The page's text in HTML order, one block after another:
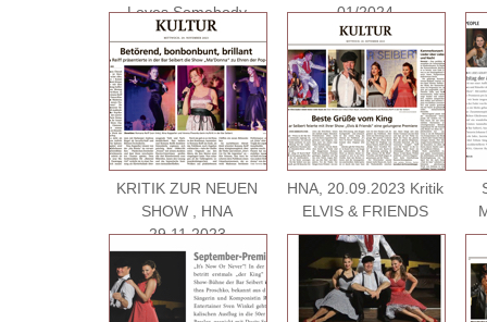
Loves Somebody
01/2024
KRITIK ZUR NEUEN
SHOW , HNA
29.11.2023
HNA, 20.09.2023 Kritik
ELVIS & FRIENDS